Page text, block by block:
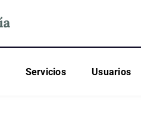
Servicios Usuarios